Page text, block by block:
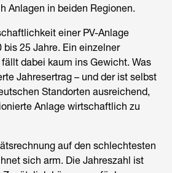
Anlagen in beiden Regionen.
einer PV-Anlage
25 Jahre. Ein einzelner
dabei kaum ins Gewicht. Was
Jahresertrag – und der ist selbst
Standorten ausreichend,
Anlage wirtschaftlich zu
auf den schlechtesten
sich arm. Die Jahreszahl ist